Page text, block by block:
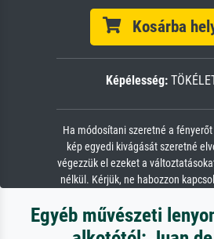
Kosárba
Képélesség:
Ha módosítani szeretné a
kép egyedi kivágását szeretné
végezzük el ezeket a
nélkül. Kérjük, ne habozzon
Egyéb művészeti